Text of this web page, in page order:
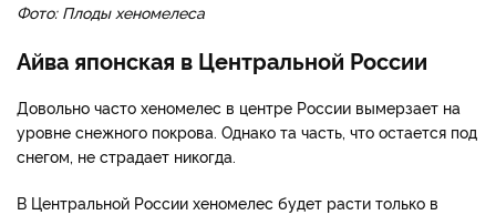
Фото: Плоды хеномелеса
Айва японская в Центральной России
Довольно часто хеномелес в центре России вымерзает на
уровне снежного покрова. Однако та часть, что остается под
снегом, не страдает никогда.
В Центральной России хеномелес будет расти только в